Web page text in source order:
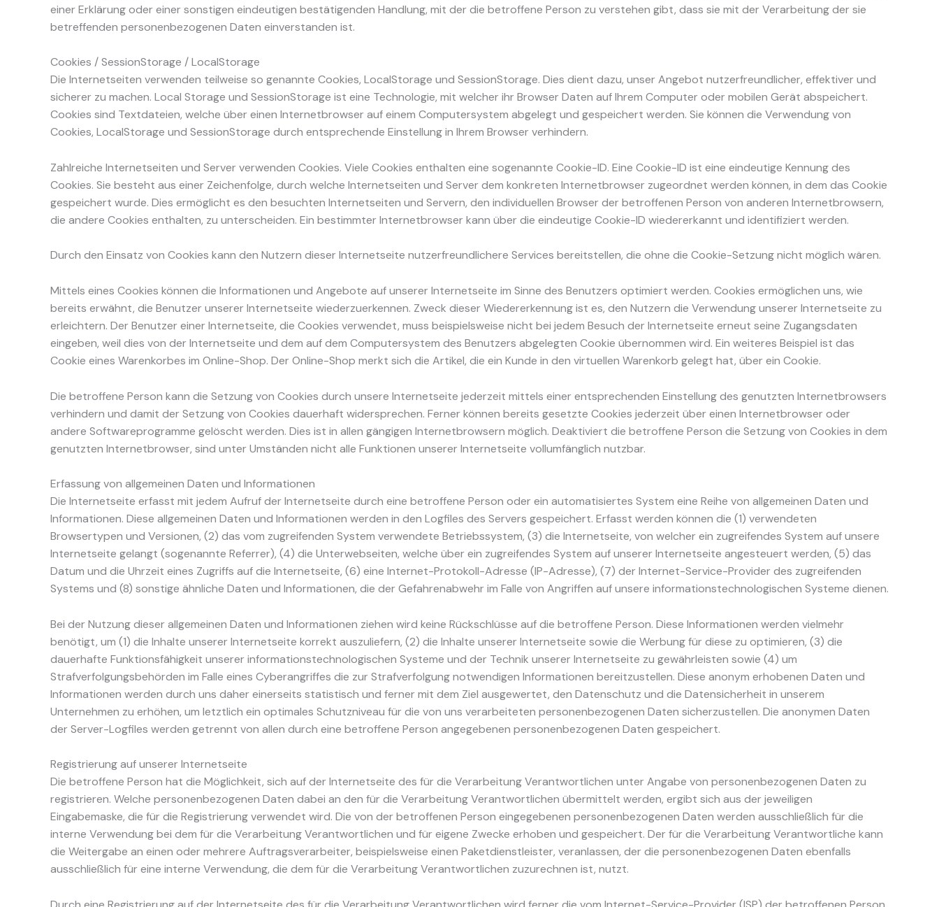
einer Erklärung oder einer sonstigen eindeutigen bestätigenden Handlung, mit der die betroffene Person zu verstehen gibt, dass sie mit der Verarbeitung der sie
betreffenden personenbezogenen Daten einverstanden ist.
Cookies / SessionStorage / LocalStorage
Die Internetseiten verwenden teilweise so genannte Cookies, LocalStorage und SessionStorage. Dies dient dazu, unser Angebot nutzerfreundlicher, effektiver und
sicherer zu machen. Local Storage und SessionStorage ist eine Technologie, mit welcher ihr Browser Daten auf Ihrem Computer oder mobilen Gerät abspeichert.
Cookies sind Textdateien, welche über einen Internetbrowser auf einem Computersystem abgelegt und gespeichert werden. Sie können die Verwendung von
Cookies, LocalStorage und SessionStorage durch entsprechende Einstellung in Ihrem Browser verhindern.
Zahlreiche Internetseiten und Server verwenden Cookies. Viele Cookies enthalten eine sogenannte Cookie-ID. Eine Cookie-ID ist eine eindeutige Kennung des
Cookies. Sie besteht aus einer Zeichenfolge, durch welche Internetseiten und Server dem konkreten Internetbrowser zugeordnet werden können, in dem das Cookie
gespeichert wurde. Dies ermöglicht es den besuchten Internetseiten und Servern, den individuellen Browser der betroffenen Person von anderen Internetbrowsern,
die andere Cookies enthalten, zu unterscheiden. Ein bestimmter Internetbrowser kann über die eindeutige Cookie-ID wiedererkannt und identifiziert werden.
Durch den Einsatz von Cookies kann den Nutzern dieser Internetseite nutzerfreundlichere Services bereitstellen, die ohne die Cookie-Setzung nicht möglich wären.
Mittels eines Cookies können die Informationen und Angebote auf unserer Internetseite im Sinne des Benutzers optimiert werden. Cookies ermöglichen uns, wie
bereits erwähnt, die Benutzer unserer Internetseite wiederzuerkennen. Zweck dieser Wiedererkennung ist es, den Nutzern die Verwendung unserer Internetseite zu
erleichtern. Der Benutzer einer Internetseite, die Cookies verwendet, muss beispielsweise nicht bei jedem Besuch der Internetseite erneut seine Zugangsdaten
eingeben, weil dies von der Internetseite und dem auf dem Computersystem des Benutzers abgelegten Cookie übernommen wird. Ein weiteres Beispiel ist das
Cookie eines Warenkorbes im Online-Shop. Der Online-Shop merkt sich die Artikel, die ein Kunde in den virtuellen Warenkorb gelegt hat, über ein Cookie.
Die betroffene Person kann die Setzung von Cookies durch unsere Internetseite jederzeit mittels einer entsprechenden Einstellung des genutzten Internetbrowsers
verhindern und damit der Setzung von Cookies dauerhaft widersprechen. Ferner können bereits gesetzte Cookies jederzeit über einen Internetbrowser oder
andere Softwareprogramme gelöscht werden. Dies ist in allen gängigen Internetbrowsern möglich. Deaktiviert die betroffene Person die Setzung von Cookies in dem
genutzten Internetbrowser, sind unter Umständen nicht alle Funktionen unserer Internetseite vollumfänglich nutzbar.
Erfassung von allgemeinen Daten und Informationen
Die Internetseite erfasst mit jedem Aufruf der Internetseite durch eine betroffene Person oder ein automatisiertes System eine Reihe von allgemeinen Daten und
Informationen. Diese allgemeinen Daten und Informationen werden in den Logfiles des Servers gespeichert. Erfasst werden können die (1) verwendeten
Browsertypen und Versionen, (2) das vom zugreifenden System verwendete Betriebssystem, (3) die Internetseite, von welcher ein zugreifendes System auf unsere
Internetseite gelangt (sogenannte Referrer), (4) die Unterwebseiten, welche über ein zugreifendes System auf unserer Internetseite angesteuert werden, (5) das
Datum und die Uhrzeit eines Zugriffs auf die Internetseite, (6) eine Internet-Protokoll-Adresse (IP-Adresse), (7) der Internet-Service-Provider des zugreifenden
Systems und (8) sonstige ähnliche Daten und Informationen, die der Gefahrenabwehr im Falle von Angriffen auf unsere informationstechnologischen Systeme dienen.
Bei der Nutzung dieser allgemeinen Daten und Informationen ziehen wird keine Rückschlüsse auf die betroffene Person. Diese Informationen werden vielmehr
benötigt, um (1) die Inhalte unserer Internetseite korrekt auszuliefern, (2) die Inhalte unserer Internetseite sowie die Werbung für diese zu optimieren, (3) die
dauerhafte Funktionsfähigkeit unserer informationstechnologischen Systeme und der Technik unserer Internetseite zu gewährleisten sowie (4) um
Strafverfolgungsbehörden im Falle eines Cyberangriffes die zur Strafverfolgung notwendigen Informationen bereitzustellen. Diese anonym erhobenen Daten und
Informationen werden durch uns daher einerseits statistisch und ferner mit dem Ziel ausgewertet, den Datenschutz und die Datensicherheit in unserem
Unternehmen zu erhöhen, um letztlich ein optimales Schutzniveau für die von uns verarbeiteten personenbezogenen Daten sicherzustellen. Die anonymen Daten
der Server-Logfiles werden getrennt von allen durch eine betroffene Person angegebenen personenbezogenen Daten gespeichert.
Registrierung auf unserer Internetseite
Die betroffene Person hat die Möglichkeit, sich auf der Internetseite des für die Verarbeitung Verantwortlichen unter Angabe von personenbezogenen Daten zu
registrieren. Welche personenbezogenen Daten dabei an den für die Verarbeitung Verantwortlichen übermittelt werden, ergibt sich aus der jeweiligen
Eingabemaske, die für die Registrierung verwendet wird. Die von der betroffenen Person eingegebenen personenbezogenen Daten werden ausschließlich für die
interne Verwendung bei dem für die Verarbeitung Verantwortlichen und für eigene Zwecke erhoben und gespeichert. Der für die Verarbeitung Verantwortliche kann
die Weitergabe an einen oder mehrere Auftragsverarbeiter, beispielsweise einen Paketdienstleister, veranlassen, der die personenbezogenen Daten ebenfalls
ausschließlich für eine interne Verwendung, die dem für die Verarbeitung Verantwortlichen zuzurechnen ist, nutzt.